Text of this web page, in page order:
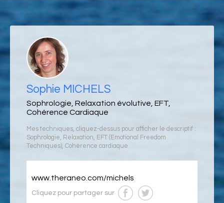
Sophie MICHELS
Sophrologie, Relaxation évolutive, EFT,
Cohérence Cardiaque
Mes techniques, cliquez-dessus pour afficher le descriptif :
Sophrologie, Relaxation, EFT (Emotional Freedom
Techniques), Cohérence cardiaque
www.theraneo.com/michels
Cliquez pour partager sur